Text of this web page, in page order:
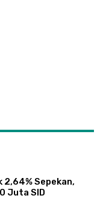
2,64% Sepekan,
Juta SID